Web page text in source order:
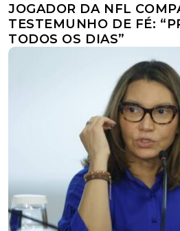
JOGADOR DA NFL
TESTEMUNHO DE FÉ:
TODOS OS DIAS”